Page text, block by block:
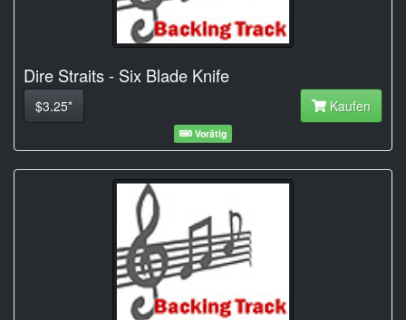
Dire Straits - Six Blade Knife
$3.25* Kaufen
Vorätig